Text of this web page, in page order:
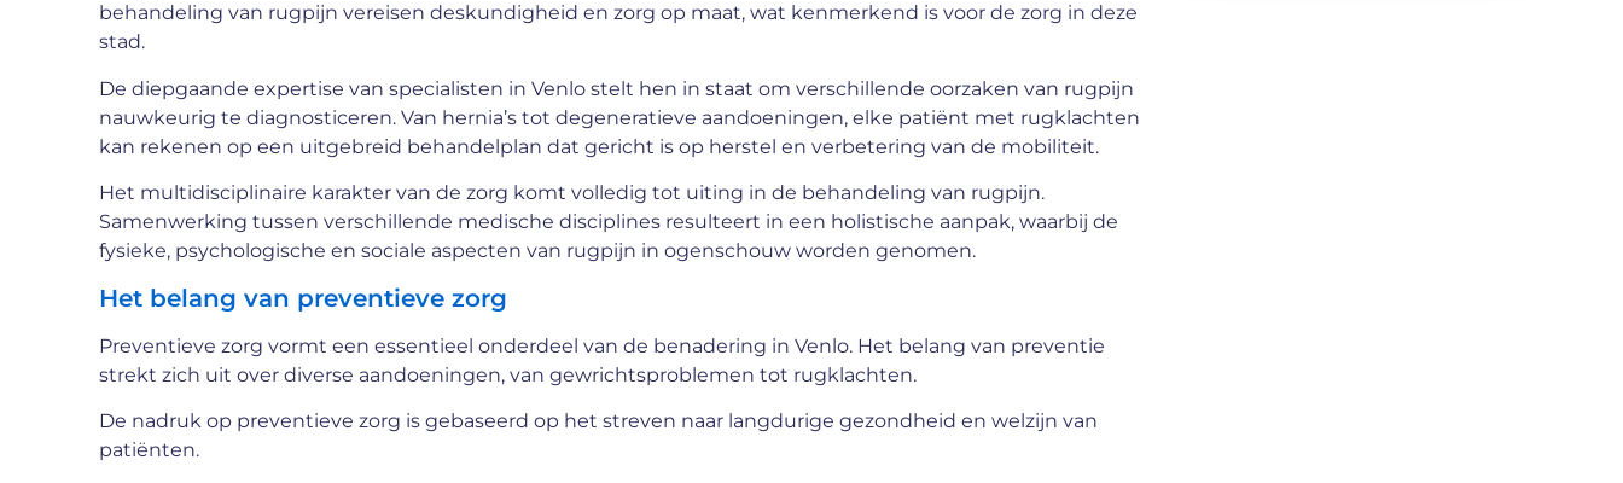
behandeling van rugpijn vereisen deskundigheid en zorg op maat, wat kenmerkend is voor de zorg in deze
stad.
De diepgaande expertise van specialisten in Venlo stelt hen in staat om verschillende oorzaken van rugpijn
nauwkeurig te diagnosticeren. Van hernia’s tot degeneratieve aandoeningen, elke patiënt met rugklachten
kan rekenen op een uitgebreid behandelplan dat gericht is op herstel en verbetering van de mobiliteit.
Het multidisciplinaire karakter van de zorg komt volledig tot uiting in de behandeling van rugpijn.
Samenwerking tussen verschillende medische disciplines resulteert in een holistische aanpak, waarbij de
fysieke, psychologische en sociale aspecten van rugpijn in ogenschouw worden genomen.
Het belang van preventieve zorg
Preventieve zorg vormt een essentieel onderdeel van de benadering in Venlo. Het belang van preventie
strekt zich uit over diverse aandoeningen, van gewrichtsproblemen tot rugklachten.
De nadruk op preventieve zorg is gebaseerd op het streven naar langdurige gezondheid en welzijn van
patiënten.